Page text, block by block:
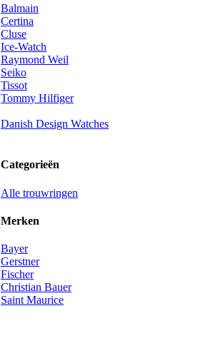
Balmain
Certina
Cluse
Ice-Watch
Raymond Weil
Seiko
Tissot
Tommy Hilfiger
Danish Design Watches
Categorieën
Alle trouwringen
Merken
Bayer
Gerstner
Fischer
Christian Bauer
Saint Maurice